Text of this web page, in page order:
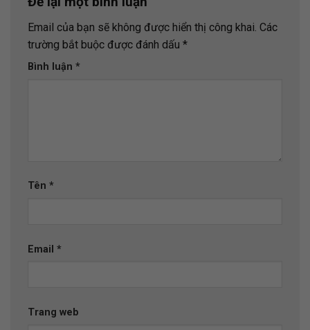
Email của bạn sẽ không được hiển thị công khai. Các
trường bắt buộc được đánh dấu *
Bình luận *
Tên *
Email *
Trang web